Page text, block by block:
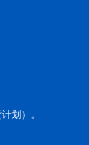
划）。